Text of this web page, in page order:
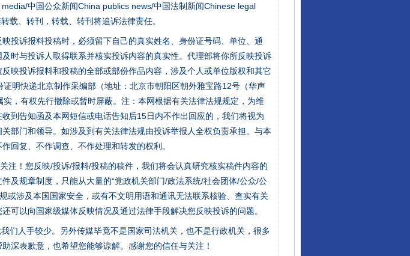
中国公众新闻China publics news/中国法制新闻Chinese legal
载、转刊，转载、转刊将追诉法律责任。
投诉报料投稿时，必须留下自己的真实姓名、身份证号码、单位、通
时与投诉人取得联系并核实投诉内容的真实性。代理部将你所反映投诉
映投诉报料和投稿的全部或部份作品内容，涉及个人或单位版权和其它
明快递北京制作采编部（地址：北京市朝阳区朝外雅宝路12号（华声
，有权先行撤除或暂时屏蔽。注：本网根据有关法律法规规定，为维
到告知函及本网短信或电话告知后15日内不作出回应的，我们将视为
部门和领导。如涉及到有关法律法规由投诉举报人全权负责承担。与本
回复、不作调查、不作处理和转发的权利。
注！您反映/投诉/报料/投稿的稿件，我们将会认真研究核实稿件内容的
及规章制度，只能从大量的“党政机关部门/政法系统/社会团体/公众/公
或涉及本国国家安全，或有不文明用语和通讯无法联系核验、查实有关
可以向国家级媒体反映情况及通过法律手段解决您反映投诉的问题。
们人手较少。另外传媒毕竟不是国家司法机关，也不是行政机关，很多
深表歉意，也希望您能够谅解。感谢您的信任与关注！
权益有保障 让核能赋能千行百业
准开始实施 从数据变化看反腐深化